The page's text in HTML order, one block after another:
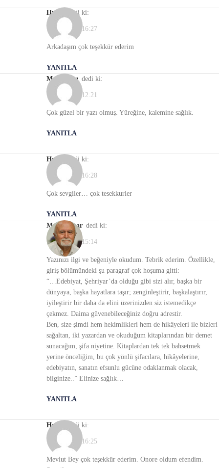
Hulya dedi ki:
19/01/2022, 16:27
Arkadaşım çok teşekkür ederim
YANITLA
Meral Avcı dedi ki:
18/01/2022, 12:21
Çok güzel bir yazı olmuş. Yüreğine, kalemine sağlık.
YANITLA
Hulya dedi ki:
19/01/2022, 16:28
Çok sevgiler… çok tesekkurler
YANITLA
Mevlüt Asar dedi ki:
18/01/2022, 15:14
Yazınızı ilgi ve beğeniyle okudum. Tebrik ederim. Özellikle,
giriş bölümündeki şu paragraf çok hoşuma gitti:
“…Edebiyat, Şehriyar’da olduğu gibi sizi alır, başka bir
dünyaya, başka hayatlara taşır; zenginleştirir, başkalaştırır,
iyileştirir bir daha da elini üzerinizden siz istemedikçe
çekmez. Daima güvenebileceğiniz doğru adrestir.
Ben, size şimdi hem hekimlikleri hem de hikâyeleri ile bizleri
sağaltan, iki yazardan ve okuduğum kitaplarından bir demet
sunacağım, şifa niyetine. Kitaplardan tek tek bahsetmek
yerine önceliğim, bu çok yönlü şifacılara, hikâyelerine,
edebiyatın, sanatın efsunlu gücüne odaklanmak olacak,
bilginize..” Elinize sağlık…
YANITLA
Hulya dedi ki:
19/01/2022, 16:25
Mevlut Bey çok teşekkür ederim. Onore oldum efendim.